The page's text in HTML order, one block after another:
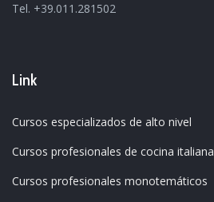
Tel. +39.011.281502
Link
Cursos especializados de alto nivel
Cursos profesionales de cocina italiana
Cursos profesionales monotemáticos